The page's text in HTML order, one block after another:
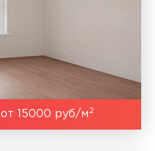
от 15000 руб/м2